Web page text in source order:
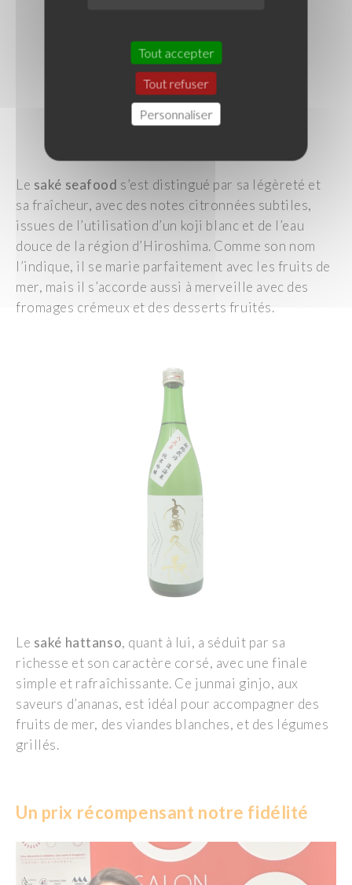
Tout accepter
Tout refuser
Personnaliser
Le saké seafood s’est distingué par sa légèreté et
sa fraîcheur, avec des notes citronnées subtiles,
issues de l’utilisation d’un koji blanc et de l’eau
douce de la région d’Hiroshima. Comme son nom
l’indique, il se marie parfaitement avec les fruits de
mer, mais il s’accorde aussi à merveille avec des
fromages crémeux et des desserts fruités.
Le saké hattanso, quant à lui, a séduit par sa
richesse et son caractère corsé, avec une finale
simple et rafraîchissante. Ce junmai ginjo, aux
saveurs d’ananas, est idéal pour accompagner des
fruits de mer, des viandes blanches, et des légumes
grillés.
Un prix récompensant notre fidélité